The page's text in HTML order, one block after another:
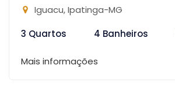
Iguacu, Ipatinga-MG
3 Quartos
4 Banheiros
Mais informações